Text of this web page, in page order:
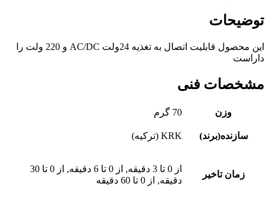
توضیحات
این محصول قابلیت اتصال به تغذیه 24ولت AC/DC و 220 ولت را
داراست
مشخصات فنی
وزن 70 گرم
سازنده(برند) KRK (ترکیه)
زمان تاخیر
از 0 تا 3 دقیقه, از 0 تا 6 دقیقه, از 0 تا 30
دقیقه, از 0 تا 60 دقیقه